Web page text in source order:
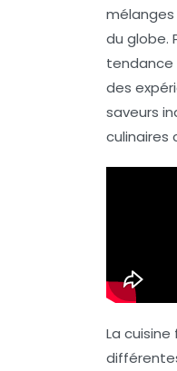
du globe.
tendance
des
saveurs
culinaires
La cuisine